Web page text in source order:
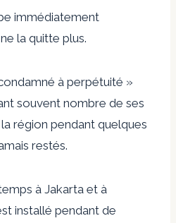
immédiatement
la quitte plus.
à perpétuité »
souvent nombre de ses
région pendant quelques
restés.
à Jakarta et à
installé pendant de